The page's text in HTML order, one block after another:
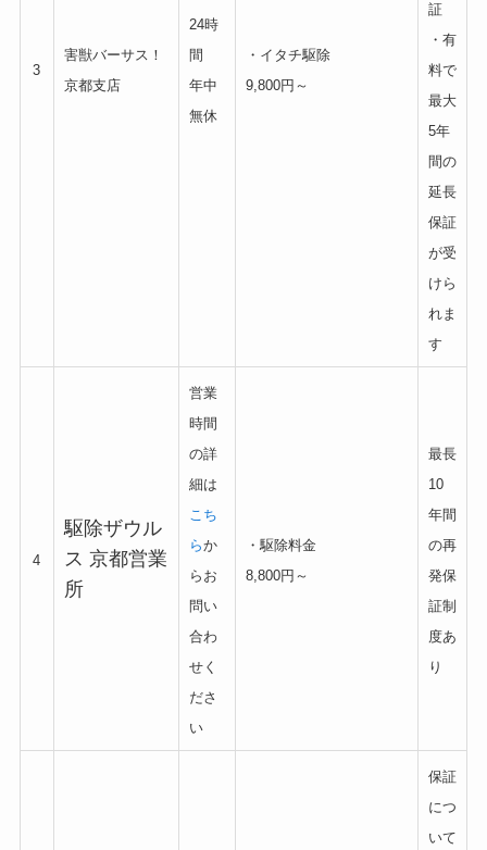
3
害獣バーサス！
京都支店
24時
間
年中
無休
・イタチ駆除
9,800円～
証
・有
料で
最大
5年
間の
延長
保証
が受
けら
れま
す
4
駆除ザウル
ス 京都営業
所
営業
時間
の詳
細は
こち
らか
らお
問い
合わ
せく
ださ
い
・駆除料金
8,800円～
最長
10
年間
の再
発保
証制
度あ
り
保証
につ
いて